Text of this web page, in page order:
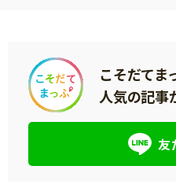
こそだてま
人気の記
友